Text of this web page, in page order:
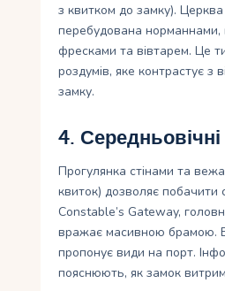
з квитком до замку). Церква
перебудована
фресками та вівтарем. Це
роздумів, яке контрастує з
замку.
4.
Прогулянка стінами та
квиток) дозволяє побачити
Constable’s Gateway,
вражає масивною брамою.
пропонує види на порт.
пояснюють, як замок